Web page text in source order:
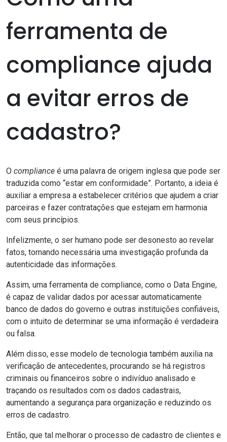
ferramenta de
compliance ajuda
a evitar erros de
cadastro?
O compliance é uma palavra de origem inglesa que pode ser
traduzida como “estar em conformidade”. Portanto, a ideia é
auxiliar a empresa a estabelecer critérios que ajudem a criar
parceiras e fazer contratações que estejam em harmonia
com seus princípios.
Infelizmente, o ser humano pode ser desonesto ao revelar
fatos, tornando necessária uma investigação profunda da
autenticidade das informações.
Assim, uma ferramenta de compliance, como o Data Engine,
é capaz de validar dados por acessar automaticamente
banco de dados do governo e outras instituições confiáveis,
com o intuito de determinar se uma informação é verdadeira
ou falsa.
Além disso, esse modelo de tecnologia também auxilia na
verificação de antecedentes, procurando se há registros
criminais ou financeiros sobre o indivíduo analisado e
traçando os resultados com os dados cadastrais,
aumentando a segurança para organização e reduzindo os
erros de cadastro.
Então, que tal melhorar o processo de cadastro de clientes e